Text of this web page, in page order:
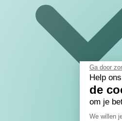
Ga door
Help
de
om je
We willen